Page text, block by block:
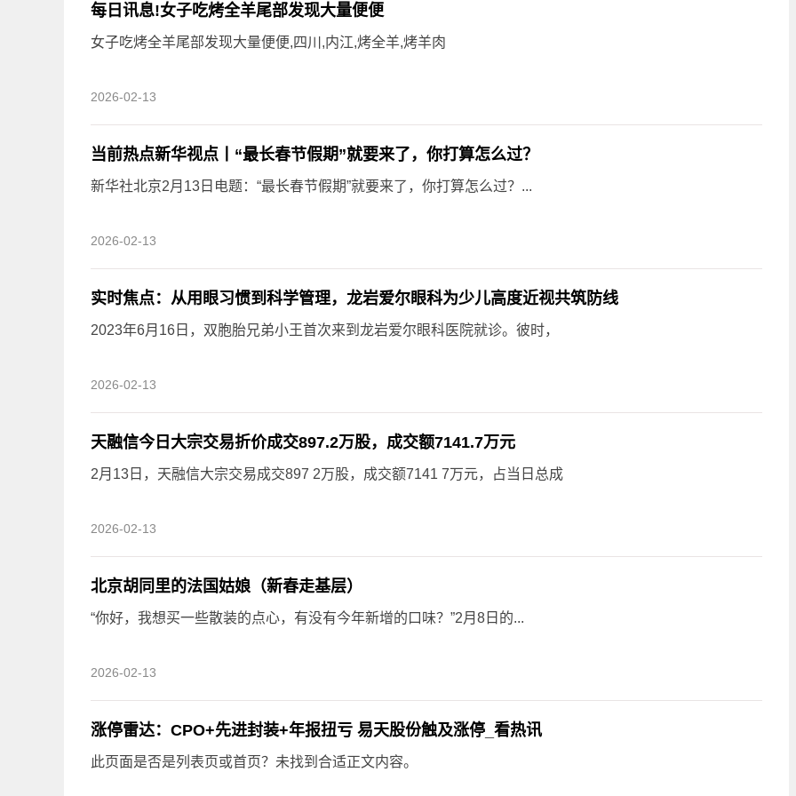
每日讯息!女子吃烤全羊尾部发现大量便便
女子吃烤全羊尾部发现大量便便,四川,内江,烤全羊,烤羊肉
2026-02-13
当前热点新华视点丨“最长春节假期”就要来了，你打算怎么过？
新华社北京2月13日电题：“最长春节假期”就要来了，你打算怎么过？...
2026-02-13
实时焦点：从用眼习惯到科学管理，龙岩爱尔眼科为少儿高度近视共筑防线
2023年6月16日，双胞胎兄弟小王首次来到龙岩爱尔眼科医院就诊。彼时，
2026-02-13
天融信今日大宗交易折价成交897.2万股，成交额7141.7万元
2月13日，天融信大宗交易成交897 2万股，成交额7141 7万元，占当日总成
2026-02-13
北京胡同里的法国姑娘（新春走基层）
“你好，我想买一些散装的点心，有没有今年新增的口味？”2月8日的...
2026-02-13
涨停雷达：CPO+先进封装+年报扭亏 易天股份触及涨停_看热讯
此页面是否是列表页或首页？未找到合适正文内容。